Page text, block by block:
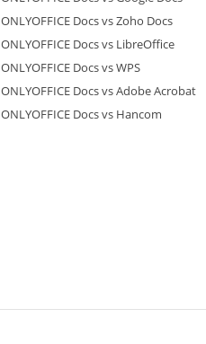
ONLYOFFICE Docs vs Zoho Docs
ONLYOFFICE Docs vs LibreOffice
ONLYOFFICE Docs vs WPS
ONLYOFFICE Docs vs Adobe Acrobat
ONLYOFFICE Docs vs Hancom